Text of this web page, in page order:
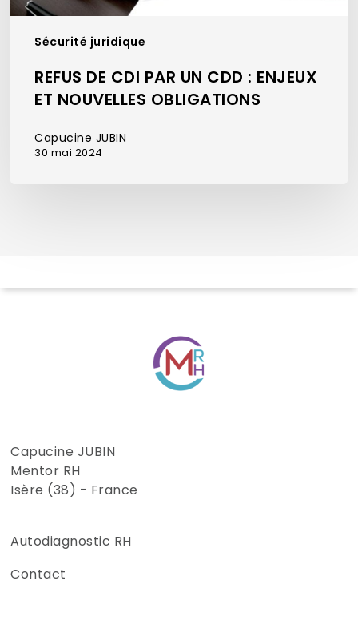
Sécurité juridique
REFUS DE CDI PAR UN CDD : ENJEUX
ET NOUVELLES OBLIGATIONS
Capucine JUBIN
30 mai 2024
Capucine JUBIN
Mentor RH
Isère (38) - France
Autodiagnostic RH
Contact